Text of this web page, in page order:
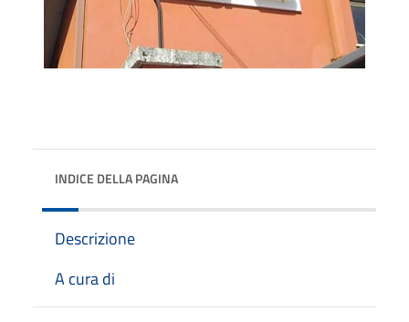
INDICE DELLA PAGINA
Descrizione
A cura di